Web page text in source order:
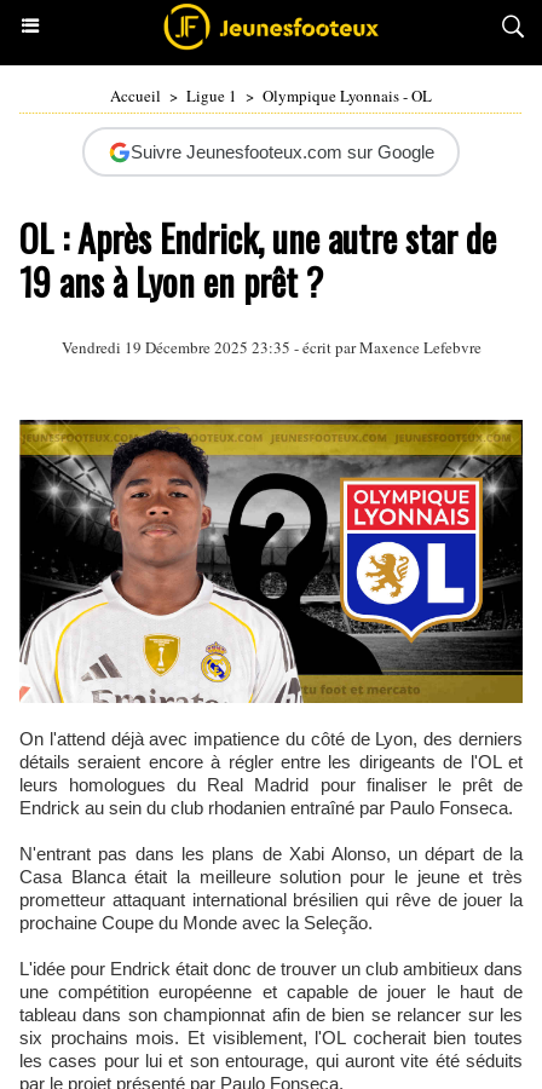
Accueil > Ligue 1 > Olympique Lyonnais - OL
Suivre Jeunesfooteux.com sur Google
OL : Après Endrick, une autre star de
19 ans à Lyon en prêt ?
Vendredi 19 Décembre 2025 23:35 - écrit par Maxence Lefebvre
On l'attend déjà avec impatience du côté de Lyon, des derniers
détails seraient encore à régler entre les dirigeants de l'OL et
leurs homologues du Real Madrid pour finaliser le prêt de
Endrick au sein du club rhodanien entraîné par Paulo Fonseca.
N'entrant pas dans les plans de Xabi Alonso, un départ de la
Casa Blanca était la meilleure solution pour le jeune et très
prometteur attaquant international brésilien qui rêve de jouer la
prochaine Coupe du Monde avec la Seleção.
L'idée pour Endrick était donc de trouver un club ambitieux dans
une compétition européenne et capable de jouer le haut de
tableau dans son championnat afin de bien se relancer sur les
six prochains mois. Et visiblement, l'OL cocherait bien toutes
les cases pour lui et son entourage, qui auront vite été séduits
par le projet présenté par Paulo Fonseca.